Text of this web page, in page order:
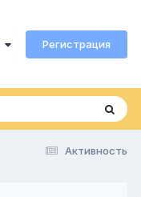
Регистрация
Активность